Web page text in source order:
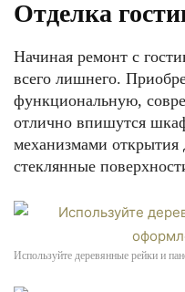
Отделка
Начиная ремонт с
всего лишнего.
функциональную,
отлично впишутся
механизмами открытия
стеклянные
Используйте деревянные рейки и